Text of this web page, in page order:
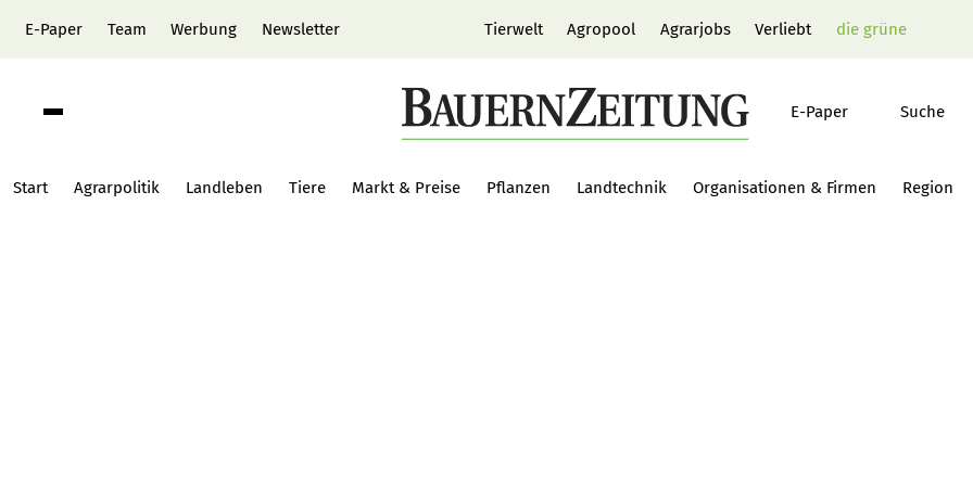
E-Paper Team Werbung Newsletter Tierwelt Agropool Agrarjobs Verliebt die grüne
E-Paper Suche
Start Agrarpolitik Landleben Tiere Markt & Preise Pflanzen Landtechnik Organisationen & Firmen Region